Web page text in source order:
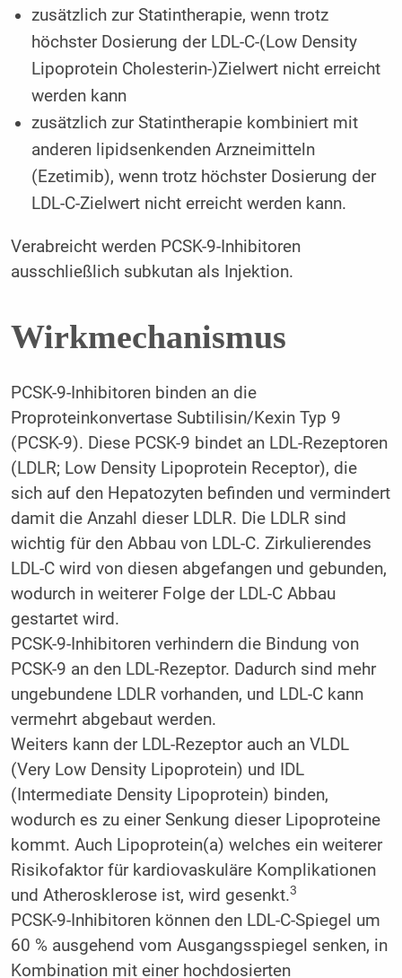
zusätzlich zur Statintherapie, wenn trotz
höchster Dosierung der LDL-C-(Low Density
Lipoprotein Cholesterin-)Zielwert nicht erreicht
werden kann
zusätzlich zur Statintherapie kombiniert mit
anderen lipidsenkenden Arzneimitteln
(Ezetimib), wenn trotz höchster Dosierung der
LDL-C-Zielwert nicht erreicht werden kann.
Verabreicht werden PCSK-9-Inhibitoren
ausschließlich subkutan als Injektion.
Wirkmechanismus
PCSK-9-Inhibitoren binden an die
Proproteinkonvertase Subtilisin/Kexin Typ 9
(PCSK-9). Diese PCSK-9 bindet an LDL-Rezeptoren
(LDLR; Low Density Lipoprotein Receptor), die
sich auf den Hepatozyten befinden und vermindert
damit die Anzahl dieser LDLR. Die LDLR sind
wichtig für den Abbau von LDL-C. Zirkulierendes
LDL-C wird von diesen abgefangen und gebunden,
wodurch in weiterer Folge der LDL-C Abbau
gestartet wird.
PCSK-9-Inhibitoren verhindern die Bindung von
PCSK-9 an den LDL-Rezeptor. Dadurch sind mehr
ungebundene LDLR vorhanden, und LDL-C kann
vermehrt abgebaut werden.
Weiters kann der LDL-Rezeptor auch an VLDL
(Very Low Density Lipoprotein) und IDL
(Intermediate Density Lipoprotein) binden,
wodurch es zu einer Senkung dieser Lipoproteine
kommt. Auch Lipoprotein(a) welches ein weiterer
Risikofaktor für kardiovaskuläre Komplikationen
und Atherosklerose ist, wird gesenkt.3
PCSK-9-Inhibitoren können den LDL-C-Spiegel um
60 % ausgehend vom Ausgangsspiegel senken, in
Kombination mit einer hochdosierten